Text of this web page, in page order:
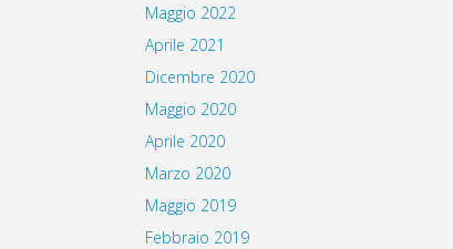
Maggio 2022
Aprile 2021
Dicembre 2020
Maggio 2020
Aprile 2020
Marzo 2020
Maggio 2019
Febbraio 2019